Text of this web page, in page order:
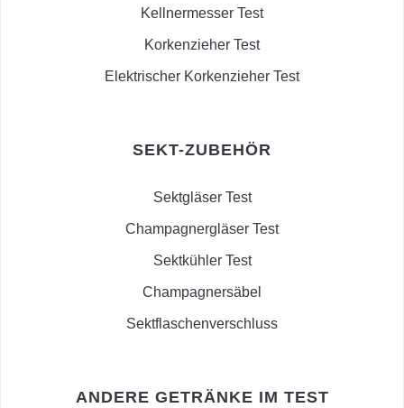
Kellnermesser Test
Korkenzieher Test
Elektrischer Korkenzieher Test
SEKT-ZUBEHÖR
Sektgläser Test
Champagnergläser Test
Sektkühler Test
Champagnersäbel
Sektflaschenverschluss
ANDERE GETRÄNKE IM TEST